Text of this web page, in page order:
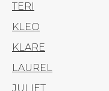
TERI
KLEO
KLARE
LAUREL
JULIET